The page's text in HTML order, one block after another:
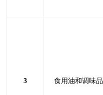
3 食用油和调味品